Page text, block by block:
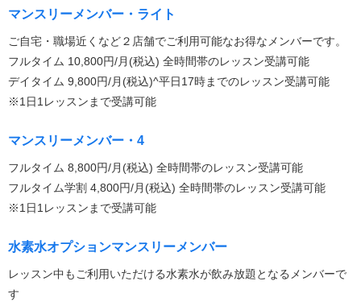
マンスリーメンバー・ライト
ご自宅・職場近くなど２店舗でご利用可能なお得なメンバーです。
フルタイム 10,800円/月(税込) 全時間帯のレッスン受講可能
デイタイム 9,800円/月(税込)^平日17時までのレッスン受講可能
※1日1レッスンまで受講可能
マンスリーメンバー・4
フルタイム 8,800円/月(税込) 全時間帯のレッスン受講可能
フルタイム学割 4,800円/月(税込) 全時間帯のレッスン受講可能
※1日1レッスンまで受講可能
水素水オプションマンスリーメンバー
レッスン中もご利用いただける水素水が飲み放題となるメンバーで
す